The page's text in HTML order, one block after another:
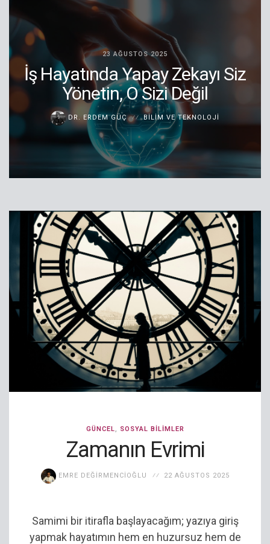
23 AĞUSTOS 2025
İş Hayatında Yapay Zekayı Siz
Yönetin, O Sizi Değil
DR. ERDEM GÜÇ BILIM VE TEKNOLOJI
GÜNCEL, SOSYAL BILIMLER
Zamanın Evrimi
EMRE DEĞIRMENCIOĞLU 22 AĞUSTOS 2025
Samimi bir itirafla başlayacağım; yazıya giriş
yapmak hayatımın hem en huzursuz hem de